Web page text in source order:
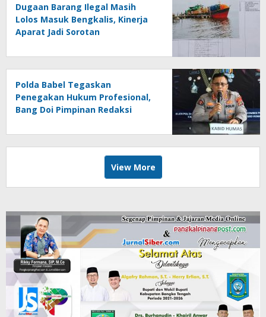
Dugaan Barang Ilegal Masih
Lolos Masuk Bengkalis, Kinerja
Aparat Jadi Sorotan
Polda Babel Tegaskan
Penegakan Hukum Profesional,
Bang Doi Pimpinan Redaksi
Dua Kali Tak Hadiri Panggilan
View More